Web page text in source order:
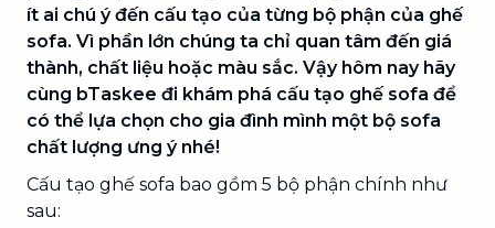
ít ai chú ý đến cấu tạo của từng bộ phận của ghế
sofa. Vì phần lớn chúng ta chỉ quan tâm đến giá
thành, chất liệu hoặc màu sắc. Vậy hôm nay hãy
cùng bTaskee đi khám phá cấu tạo ghế sofa để
có thể lựa chọn cho gia đình mình một bộ sofa
chất lượng ưng ý nhé!
Cấu tạo ghế sofa bao gồm 5 bộ phận chính như
sau: